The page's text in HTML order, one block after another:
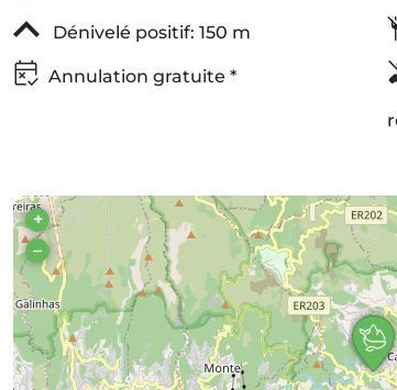
Dénivelé positif: 150 m
Annulation gratuite *
+
–